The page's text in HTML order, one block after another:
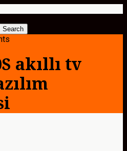
akıllı tv